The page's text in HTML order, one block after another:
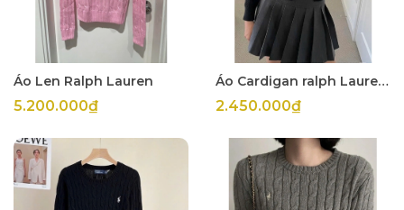
Áo Len Ralph Lauren
5.200.000₫
Áo Cardigan ralph Laurent
2.450.000₫